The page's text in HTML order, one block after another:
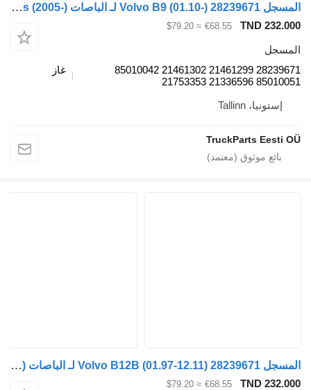
المسجل Volvo B9 (01.10-) 28239671 لـ الباصات Volvo B7, B8, B9, B12 bus (2005-)
TND 232.000
€68.55
≈ $79.20
المسجل
28239671 21461299 21461302 85010042
85010051 21336596 21753353
غاز
إستونيا، Tallinn
TruckParts Eesti OÜ
المسجل Volvo B12B (01.97-12.11) 28239671 لـ الباصات Volvo B6, B7, B9, B10, B12 bus (1978-2011)
TND 232.000
€68.55
≈ $79.20